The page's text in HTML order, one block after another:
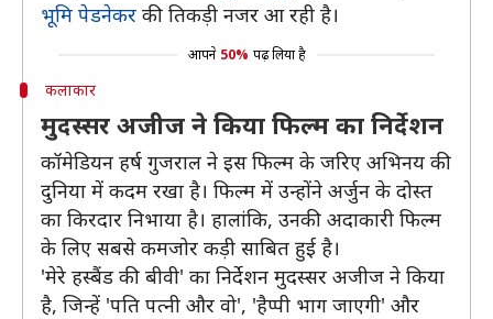
भूमि पेडनेकर की तिकड़ी नजर आ रही है।
आपने 50% पढ़ लिया है
कलाकार
मुदस्सर अजीज ने किया फिल्म का निर्देशन
कॉमेडियन हर्ष गुजराल ने इस फिल्म के जरिए अभिनय की
दुनिया में कदम रखा है। फिल्म में उन्होंने अर्जुन के दोस्त
का किरदार निभाया है। हालांकि, उनकी अदाकारी फिल्म
के लिए सबसे कमजोर कड़ी साबित हुई है।
'मेरे हस्बैंड की बीवी' का निर्देशन मुदस्सर अजीज ने किया
है, जिन्हें 'पति पत्नी और वो', 'हैप्पी भाग जाएगी' और